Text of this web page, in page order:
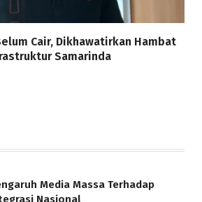
Cair, Dikhawatirkan Hambat
Samarinda
Media Massa Terhadap
Nasional